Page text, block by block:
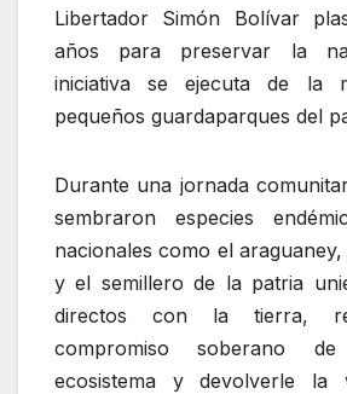
Libertador Simón Bolívar
años para preservar la
iniciativa se ejecuta de la
pequeños guardaparques del
Durante una jornada
sembraron especies
nacionales como el
y el semillero de la patria
directos con la tierra,
compromiso soberano
ecosistema y devolverle la